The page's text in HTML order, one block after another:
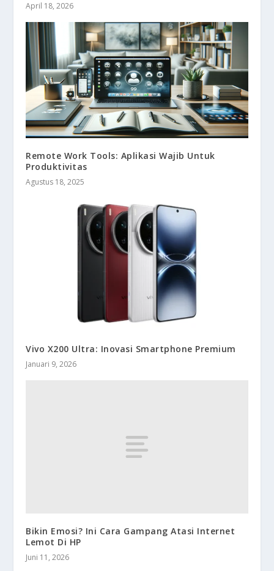
April 18, 2026
Remote Work Tools: Aplikasi Wajib Untuk
Produktivitas
Agustus 18, 2025
Vivo X200 Ultra: Inovasi Smartphone Premium
Januari 9, 2026
Bikin Emosi? Ini Cara Gampang Atasi Internet
Lemot Di HP
Juni 11, 2026